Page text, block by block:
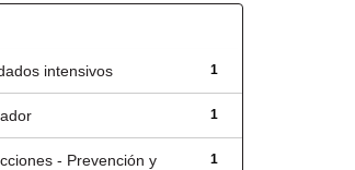
1
intensivos
1
1
- Prevención y